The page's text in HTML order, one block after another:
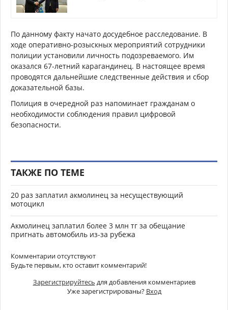
По данному факту начато досудебное расследование. В
ходе оперативно-розыскных мероприятий сотрудники
полиции установили личность подозреваемого. Им
оказался 67-летний карагандинец. В настоящее время
проводятся дальнейшие следственные действия и сбор
доказательной базы.
Полиция в очередной раз напоминает гражданам о
необходимости соблюдения правил цифровой
безопасности.
ТАКЖЕ ПО ТЕМЕ
20 раз заплатил акмолинец за несуществующий
мотоцикл
Акмолинец заплатил более 3 млн тг за обещание
пригнать автомобиль из-за рубежа
Комментарии отсутствуют
Будьте первым, кто оставит комментарий!
Зарегистрируйтесь для добавления комментариев
Уже зарегистрированы? Вход